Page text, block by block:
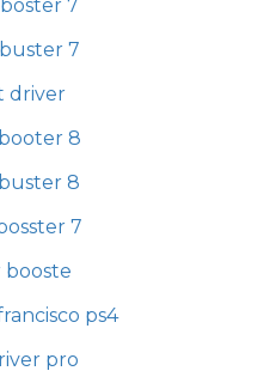
7
7
driver
8
8
7
booste
ps4
pro